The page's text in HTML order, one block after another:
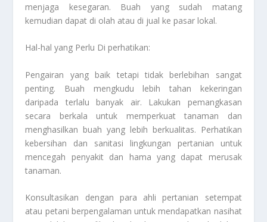
menjaga kesegaran. Buah yang sudah matang
kemudian dapat di olah atau di jual ke pasar lokal.
Hal-hal yang Perlu Di perhatikan:
Pengairan yang baik tetapi tidak berlebihan sangat
penting. Buah mengkudu lebih tahan kekeringan
daripada terlalu banyak air. Lakukan pemangkasan
secara berkala untuk memperkuat tanaman dan
menghasilkan buah yang lebih berkualitas. Perhatikan
kebersihan dan sanitasi lingkungan pertanian untuk
mencegah penyakit dan hama yang dapat merusak
tanaman.
Konsultasikan dengan para ahli pertanian setempat
atau petani berpengalaman untuk mendapatkan nasihat